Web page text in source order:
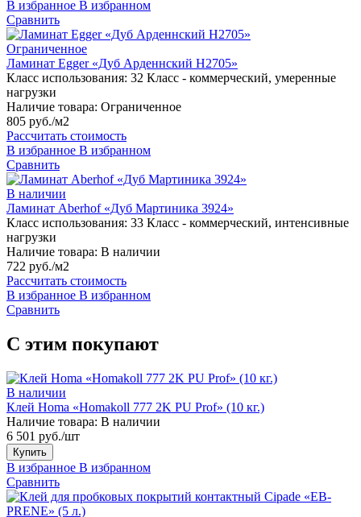
В избранное В избранном
Сравнить
Ограниченное
Ламинат Egger «Дуб Арденнский H2705»
Класс использования: 32 Класс - коммерческий, умеренные
нагрузки
Наличие товара: Ограниченное
805 руб./м2
Рассчитать стоимость
В избранное В избранном
Сравнить
В наличии
Ламинат Aberhof «Дуб Мартиника 3924»
Класс использования: 33 Класс - коммерческий, интенсивные
нагрузки
Наличие товара: В наличии
722 руб./м2
Рассчитать стоимость
В избранное В избранном
Сравнить
С этим покупают
В наличии
Клей Homa «Homakoll 777 2K PU Prof» (10 кг.)
Наличие товара: В наличии
6 501 руб./шт
Купить
В избранное В избранном
Сравнить